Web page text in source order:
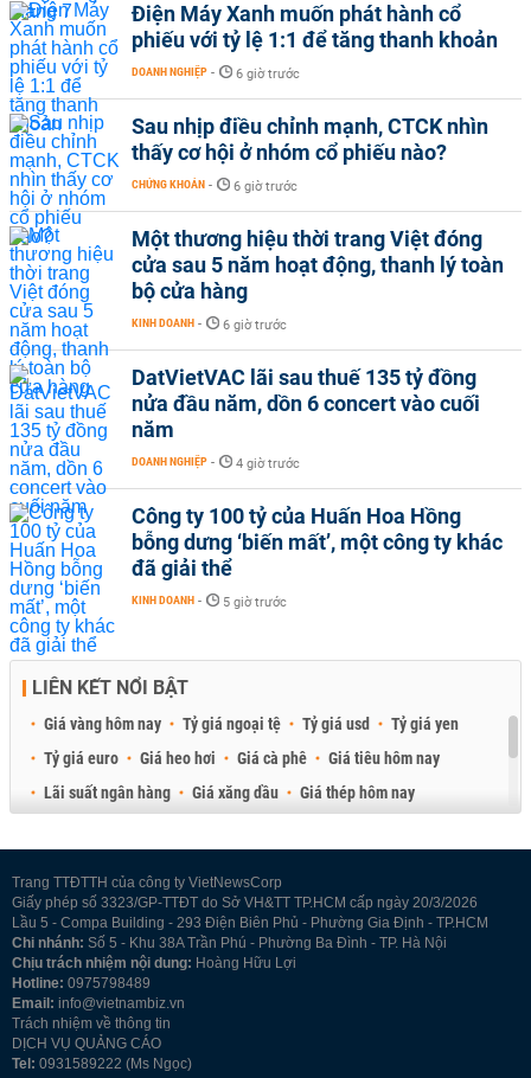
Điện Máy Xanh muốn phát hành cổ
phiếu với tỷ lệ 1:1 để tăng thanh khoản
DOANH NGHIỆP - 6 giờ trước
Sau nhịp điều chỉnh mạnh, CTCK nhìn
thấy cơ hội ở nhóm cổ phiếu nào?
CHỨNG KHOÁN - 6 giờ trước
Một thương hiệu thời trang Việt đóng
cửa sau 5 năm hoạt động, thanh lý toàn
bộ cửa hàng
KINH DOANH - 6 giờ trước
DatVietVAC lãi sau thuế 135 tỷ đồng
nửa đầu năm, dồn 6 concert vào cuối
năm
DOANH NGHIỆP - 4 giờ trước
Công ty 100 tỷ của Huấn Hoa Hồng
bỗng dưng ‘biến mất’, một công ty khác
đã giải thể
KINH DOANH - 5 giờ trước
LIÊN KẾT NỔI BẬT
Giá vàng hôm nay Tỷ giá ngoại tệ Tỷ giá usd
Tỷ giá yen
Tỷ giá euro
Giá heo hơi Giá cà phê
Giá tiêu hôm nay
Lãi suất ngân hàng
Giá xăng dầu
Giá thép hôm nay
Trang TTĐTTH của công ty VietNewsCorp
Giấy phép số 3323/GP-TTĐT do Sở VH&TT TP.HCM cấp ngày 20/3/2026
Lầu 5 - Compa Building - 293 Điện Biên Phủ - Phường Gia Định - TP.HCM
Chi nhánh: Số 5 - Khu 38A Trần Phú - Phường Ba Đình - TP. Hà Nội
Chịu trách nhiệm nội dung: Hoàng Hữu Lợi
Hotline: 0975798489
Email: info@vietnambiz.vn
Trách nhiệm về thông tin
DỊCH VỤ QUẢNG CÁO
Tel: 0931589222 (Ms Ngọc)